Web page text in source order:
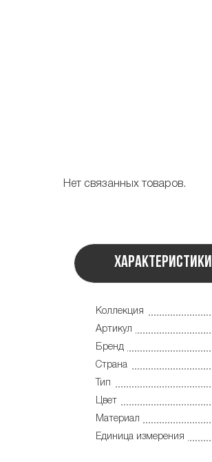
Нет связанных товаров.
Характеристики
Коллекция
Артикул
Бренд
Страна
Тип
Цвет
Материал
Единица измерения